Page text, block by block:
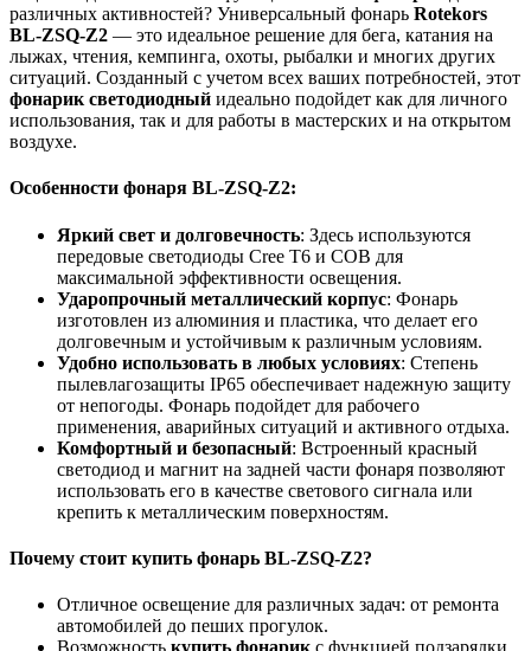
различных активностей? Универсальный фонарь Rotekors
BL-ZSQ-Z2 — это идеальное решение для бега, катания на
лыжах, чтения, кемпинга, охоты, рыбалки и многих других
ситуаций. Созданный с учетом всех ваших потребностей, этот
фонарик светодиодный идеально подойдет как для личного
использования, так и для работы в мастерских и на открытом
воздухе.
Особенности фонаря BL-ZSQ-Z2:
Яркий свет и долговечность: Здесь используются
передовые светодиоды Cree T6 и COB для
максимальной эффективности освещения.
Ударопрочный металлический корпус: Фонарь
изготовлен из алюминия и пластика, что делает его
долговечным и устойчивым к различным условиям.
Удобно использовать в любых условиях: Степень
пылевлагозащиты IP65 обеспечивает надежную защиту
от непогоды. Фонарь подойдет для рабочего
применения, аварийных ситуаций и активного отдыха.
Комфортный и безопасный: Встроенный красный
светодиод и магнит на задней части фонаря позволяют
использовать его в качестве светового сигнала или
крепить к металлическим поверхностям.
Почему стоит купить фонарь BL-ZSQ-Z2?
Отличное освещение для различных задач: от ремонта
автомобилей до пеших прогулок.